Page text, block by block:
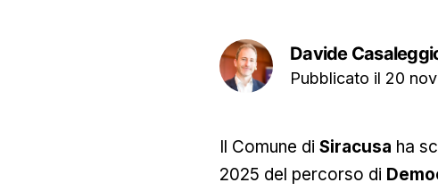
Davide
Pubblicato il 20
Il Comune diSiracusa ha
2025 del percorso di